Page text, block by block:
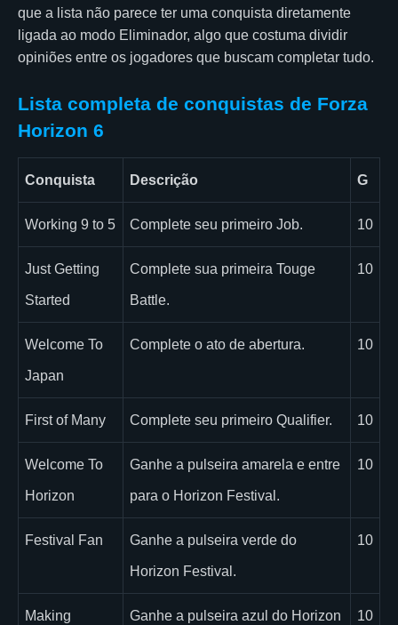
que a lista não parece ter uma conquista diretamente
ligada ao modo Eliminador, algo que costuma dividir
opiniões entre os jogadores que buscam completar tudo.
Lista completa de conquistas de Forza
Horizon 6
Conquista Descrição G
Working 9 to 5 Complete seu primeiro Job. 10
Just Getting
Started
Complete sua primeira Touge
Battle.
10
Welcome To
Japan
Complete o ato de abertura. 10
First of Many Complete seu primeiro Qualifier. 10
Welcome To
Horizon
Ganhe a pulseira amarela e entre
para o Horizon Festival.
10
Festival Fan Ganhe a pulseira verde do
Horizon Festival.
10
Making Ganhe a pulseira azul do Horizon 10